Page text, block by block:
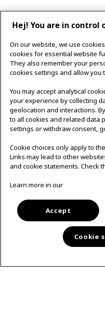
hittar allt på ett och
prenumererar får du en
material!*
Endast tillgängligt för IKEA
Läs vår Q&A
IKEA Videobibliotek
IKEAgatan 8
343 36 Älmhult, Sweden
Follow us
Hej! You are in control
On our website, we use
cookies for essential website
They also remember your
cookies settings and allow you
You may accept analytical
your experience by collecting
geolocation and interactions.
to all cookies and related data
settings or withdraw consent,
Cookie choices only apply to
Links may lead to other
and cookie statements. Check
Learn more in our
Accept
Cookie